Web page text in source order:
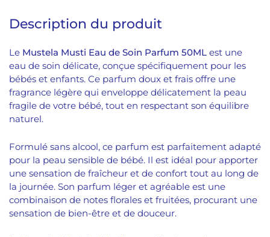
Description du produit
Le Mustela Musti Eau de Soin Parfum 50ML est une
eau de soin délicate, conçue spécifiquement pour les
bébés et enfants. Ce parfum doux et frais offre une
fragrance légère qui enveloppe délicatement la peau
fragile de votre bébé, tout en respectant son équilibre
naturel.
Formulé sans alcool, ce parfum est parfaitement adapté
pour la peau sensible de bébé. Il est idéal pour apporter
une sensation de fraîcheur et de confort tout au long de
la journée. Son parfum léger et agréable est une
combinaison de notes florales et fruitées, procurant une
sensation de bien-être et de douceur.